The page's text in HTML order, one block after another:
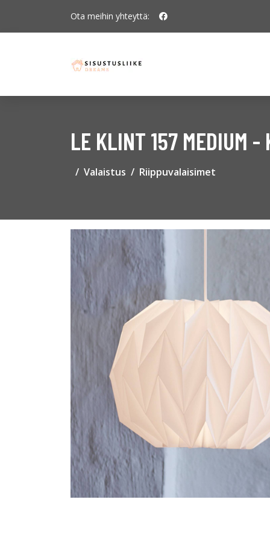
Ota meihin yhteyttä:
LE KLINT 157 MEDIUM -
Valaistus Riippuvalaisimet